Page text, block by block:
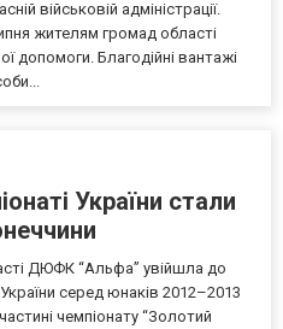
військовій адміністрації.
жителям громад області
допомоги. Благодійні вантажі
України стали
ДЮФК “Альфа” увійшла до
серед юнаків 2012–2013
чемпіонату “Золотий